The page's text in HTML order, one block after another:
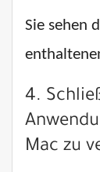
Sie sehen
4.
Mac zu